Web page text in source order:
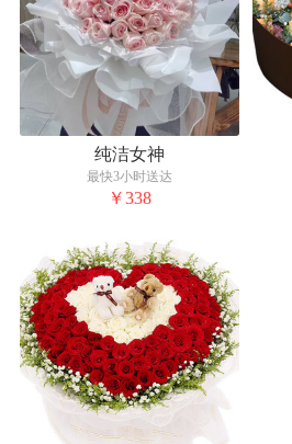
纯洁女神
最快3小时送达
￥338